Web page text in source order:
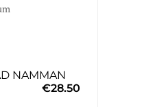
NAMMAN
€28.50